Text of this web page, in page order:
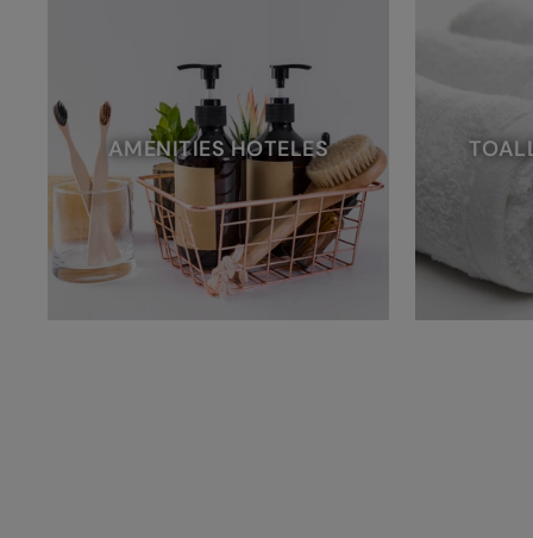
AMENITIES HOTELES